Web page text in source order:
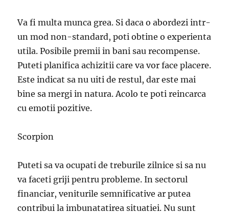
Va fi multa munca grea. Si daca o abordezi intr-
un mod non-standard, poti obtine o experienta
utila. Posibile premii in bani sau recompense.
Puteti planifica achizitii care va vor face placere.
Este indicat sa nu uiti de restul, dar este mai
bine sa mergi in natura. Acolo te poti reincarca
cu emotii pozitive.
Scorpion
Puteti sa va ocupati de treburile zilnice si sa nu
va faceti griji pentru probleme. In sectorul
financiar, veniturile semnificative ar putea
contribui la imbunatatirea situatiei. Nu sunt